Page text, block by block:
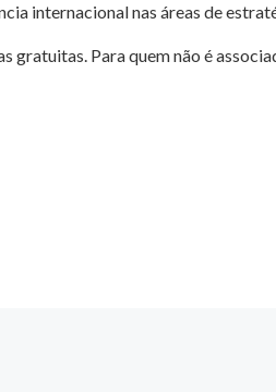
internacional nas áreas de
gratuitas. Para quem não é